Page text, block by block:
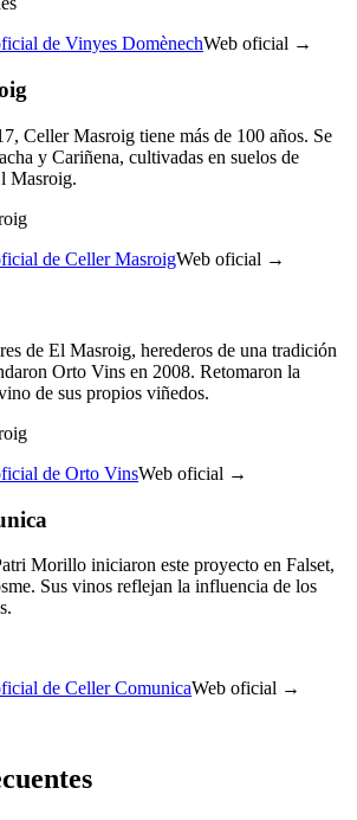
de Vinyes DomènechWeb oficial →
Celler Masroig tiene más de 100 años. Se
y Cariñena, cultivadas en suelos de
Masroig.
de Celler MasroigWeb oficial →
de El Masroig, herederos de una tradición
Orto Vins en 2008. Retomaron la
de sus propios viñedos.
de Orto VinsWeb oficial →
Morillo iniciaron este proyecto en Falset,
Sus vinos reflejan la influencia de los
de Celler ComunicaWeb oficial →